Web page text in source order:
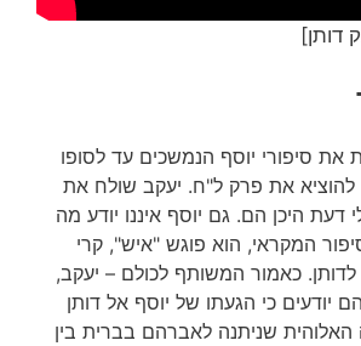
דותן]
את סיפורי יוסף הנמשכים עד לסופו
את פרק ל"ח. יעקב שולח את
דעת היכן הם. גם יוסף איננו יודע מה
המקראי, הוא פוגש "איש", קרי
לדותן. כאמור המשותף לכולם – יעקב,
יודעים כי הגעתו של יוסף אל דותן
שניתנה לאברהם בברית בין